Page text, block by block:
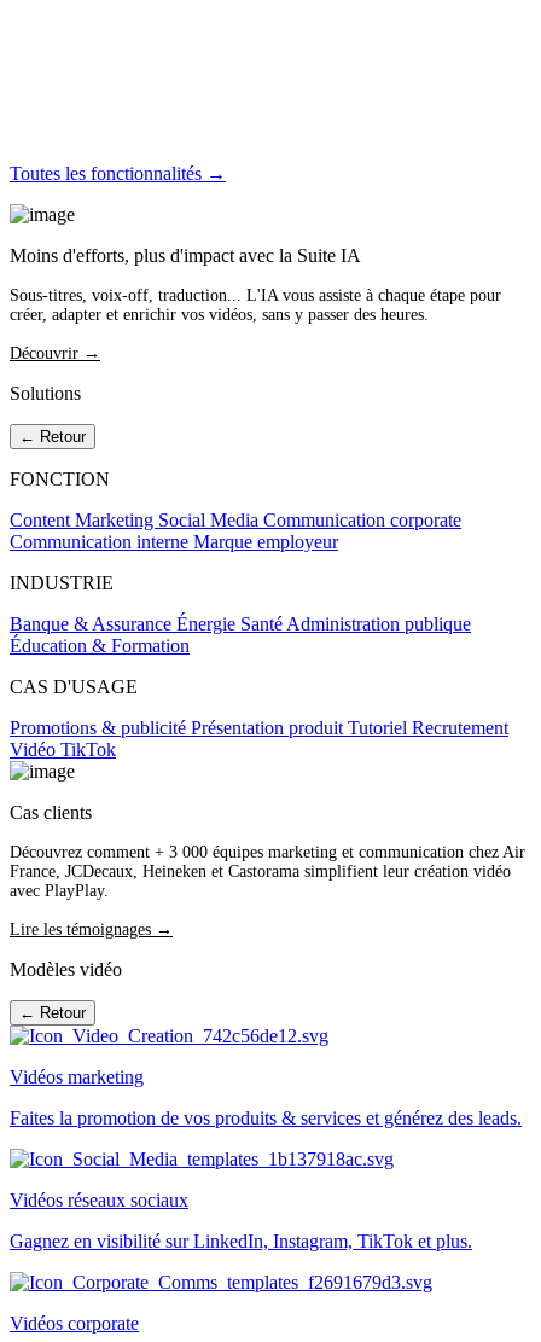
Toutes les fonctionnalités →
Moins d'efforts, plus d'impact avec la Suite IA
Sous-titres, voix-off, traduction... L'IA vous assiste à chaque étape pour
créer, adapter et enrichir vos vidéos, sans y passer des heures.
Découvrir →
Solutions
← Retour
FONCTION
Content Marketing Social Media Communication corporate
Communication interne Marque employeur
INDUSTRIE
Banque & Assurance Énergie Santé Administration publique
Éducation & Formation
CAS D'USAGE
Promotions & publicité Présentation produit Tutoriel Recrutement
Vidéo TikTok
Cas clients
Découvrez comment + 3 000 équipes marketing et communication chez Air
France, JCDecaux, Heineken et Castorama simplifient leur création vidéo
avec PlayPlay.
Lire les témoignages →
Modèles vidéo
← Retour
Vidéos marketing
Faites la promotion de vos produits & services et générez des leads.
Vidéos réseaux sociaux
Gagnez en visibilité sur LinkedIn, Instagram, TikTok et plus.
Vidéos corporate